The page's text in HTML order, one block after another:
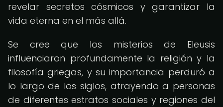
revelar secretos cósmicos y garantizar la
vida eterna en el más allá.
Se cree que los misterios de Eleusis
influenciaron profundamente la religión y la
filosofía griegas, y su importancia perduró a
lo largo de los siglos, atrayendo a personas
de diferentes estratos sociales y regiones del